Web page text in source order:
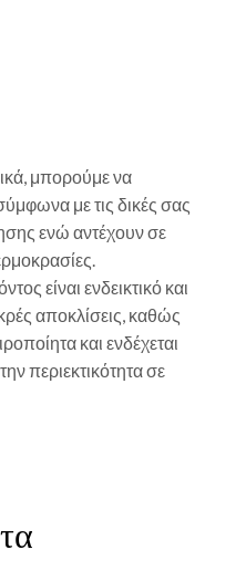
μπορούμε να
με τις δικές σας
ενώ αντέχουν σε
είναι ενδεικτικό και
αποκλίσεις, καθώς
και ενδέχεται
περιεκτικότητα σε